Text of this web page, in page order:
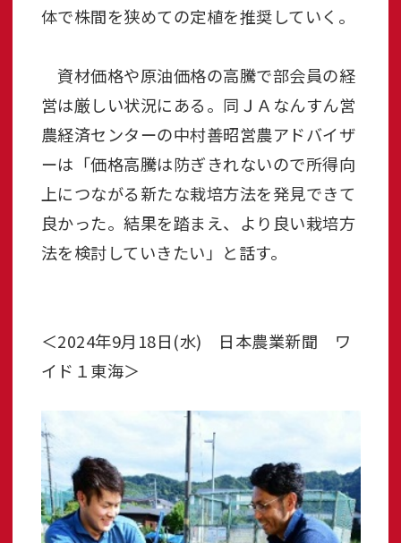
体で株間を狭めての定植を推奨していく。
資材価格や原油価格の高騰で部会員の経
営は厳しい状況にある。同ＪＡなんすん営
農経済センターの中村善昭営農アドバイザ
ーは「価格高騰は防ぎきれないので所得向
上につながる新たな栽培方法を発見できて
良かった。結果を踏まえ、より良い栽培方
法を検討していきたい」と話す。
＜2024年9月18日(水) 日本農業新聞 ワ
イド１東海＞